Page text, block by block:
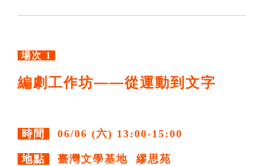
場次 1
編劇工作坊——從運動到文字
時間 06/06 (六) 13:00-15:00
地點 臺灣文學基地 繆思苑